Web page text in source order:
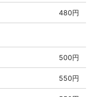
480円
500円
550円